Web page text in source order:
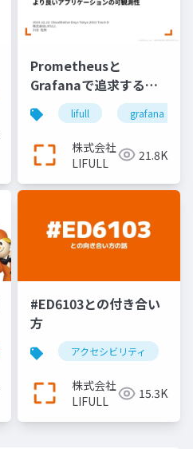
search
Prometheusと
Grafanaで追求する、
より良いアプリケーシ
ョンの可観測性
lifull grafana
株式会社
LIFULL
21.8K
cto keel
#ED6103との付き合い
方
アクセシビリティ
株式会社
LIFULL
15.3K